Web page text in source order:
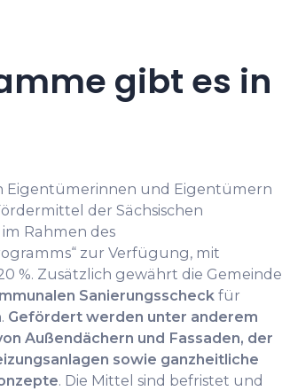
gibt es in
Eigentümerinnen und Eigentümern
der Sächsischen
Rahmen des
zur Verfügung, mit
%. Zusätzlich gewährt die Gemeinde
Sanierungsscheck für
Gefördert werden unter anderem
Außendächern und Fassaden, der
sowie ganzheitliche
. Die Mittel sind befristet und